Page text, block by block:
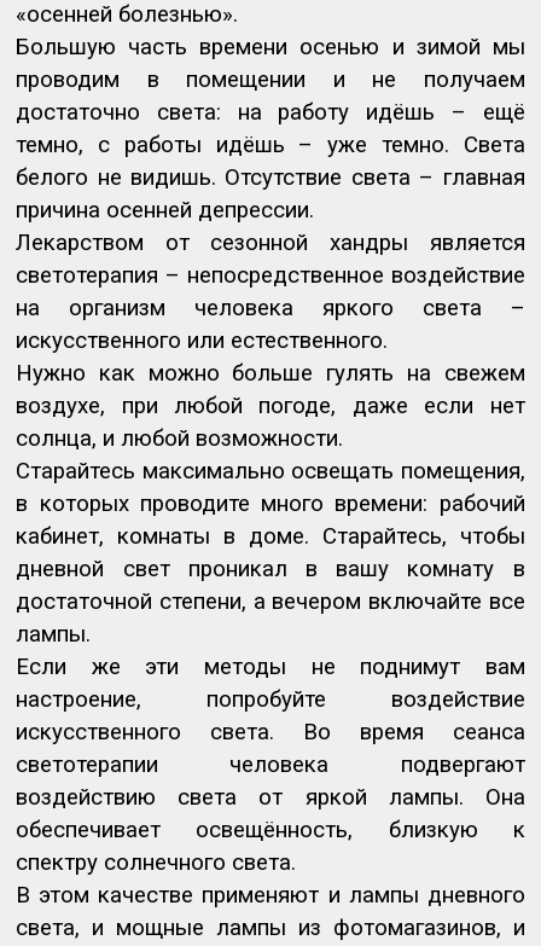
«осенней болезнью».
Большую часть времени осенью и зимой мы
проводим в помещении и не получаем
достаточно света: на работу идёшь – ещё
темно, с работы идёшь – уже темно. Света
белого не видишь. Отсутствие света – главная
причина осенней депрессии.
Лекарством от сезонной хандры является
светотерапия – непосредственное воздействие
на организм человека яркого света –
искусственного или естественного.
Нужно как можно больше гулять на свежем
воздухе, при любой погоде, даже если нет
солнца, и любой возможности.
Старайтесь максимально освещать помещения,
в которых проводите много времени: рабочий
кабинет, комнаты в доме. Старайтесь, чтобы
дневной свет проникал в вашу комнату в
достаточной степени, а вечером включайте все
лампы.
Если же эти методы не поднимут вам
настроение, попробуйте воздействие
искусственного света. Во время сеанса
светотерапии человека подвергают
воздействию света от яркой лампы. Она
обеспечивает освещённость, близкую к
спектру солнечного света.
В этом качестве применяют и лампы дневного
света, и мощные лампы из фотомагазинов, и